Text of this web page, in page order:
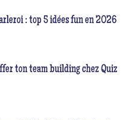
: top 5 idées fun en 2026
ton team building chez Quiz